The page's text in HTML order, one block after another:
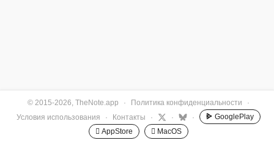
© 2015-2026, TheNote.app · Политика конфиденциальности
·
Условия использования
· Контакты · · ·
GooglePlay
 AppStore
 MacOS